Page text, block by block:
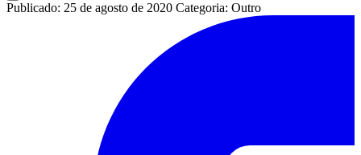
Publicado: 25 de agosto de 2020 Categoria: Outro